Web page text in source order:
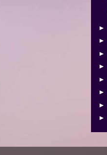
►
►
►
►
►
►
►
►